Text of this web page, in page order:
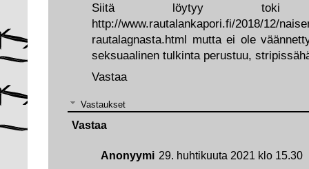
Siitä löytyy toki
http://www.rautalankapori.fi/2018/12/
rautalagnasta.html mutta ei ole
seksuaalinen tulkinta perustuu,
Vastaa
Vastaukset
Anonyymi 29. huhtikuuta 2021 klo 15.30
Vastaa